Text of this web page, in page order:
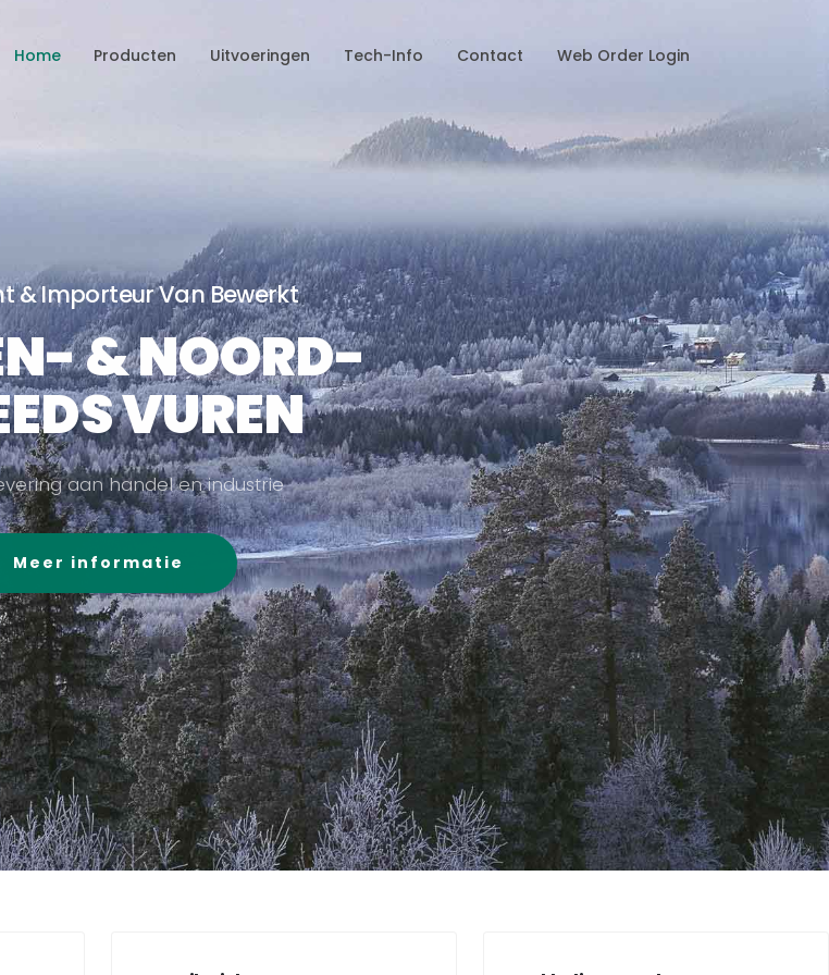
Home Producten Uitvoeringen Tech-Info Contact Web Order Login
& Importeur Van Bewerkt
& NOORD-
VUREN
vering aan handel en industrie
Meer informatie